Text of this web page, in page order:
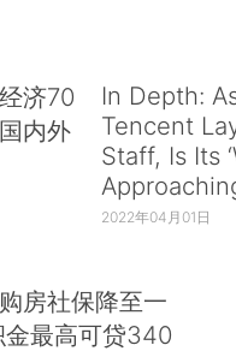
济70
内外
In Depth:
Tencent
Staff, Is Its
2022年04月01日
房社保降至一
最高可贷340